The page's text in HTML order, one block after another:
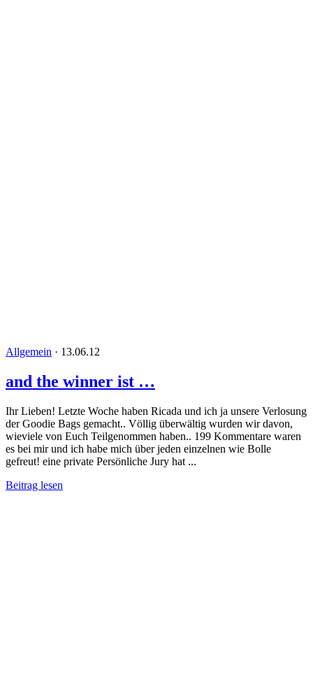
Allgemein · 13.06.12
and the winner ist …
Ihr Lieben! Letzte Woche haben Ricada und ich ja unsere Verlosung
der Goodie Bags gemacht.. Völlig überwältig wurden wir davon,
wieviele von Euch Teilgenommen haben.. 199 Kommentare waren
es bei mir und ich habe mich über jeden einzelnen wie Bolle
gefreut! eine private Persönliche Jury hat ...
Beitrag lesen